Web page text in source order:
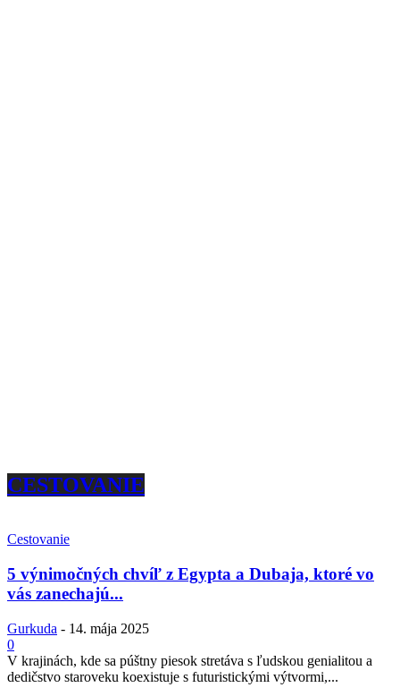
CESTOVANIE
Cestovanie
5 výnimočných chvíľ z Egypta a Dubaja, ktoré vo
vás zanechajú...
Gurkuda - 14. mája 2025
0
V krajinách, kde sa púštny piesok stretáva s ľudskou genialitou a
dedičstvo staroveku koexistuje s futuristickými výtvormi,...